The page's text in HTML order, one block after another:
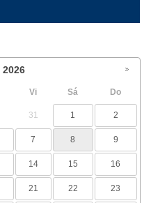
2026
Vi Sá Do
31 1 2
7 8 9
14 15 16
21 22 23